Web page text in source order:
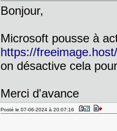
Bonjour,
Microsoft pousse à
https://
on désactive cela
Merci d'avance
Posté le 07-06-2024 à 20:07:16